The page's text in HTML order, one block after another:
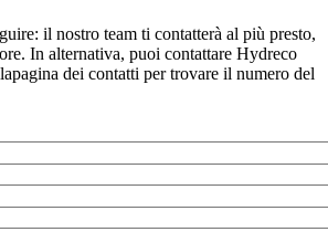
il nostro team ti contatterà al più presto,
In alternativa, puoi contattare Hydreco
dei contatti per trovare il numero del